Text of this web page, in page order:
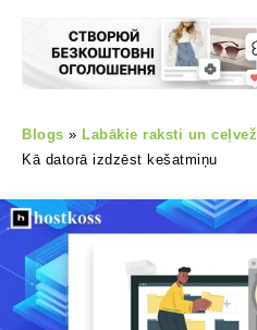
Blogs » Labākie raksti un
Kā datorā izdzēst kešatmiņu